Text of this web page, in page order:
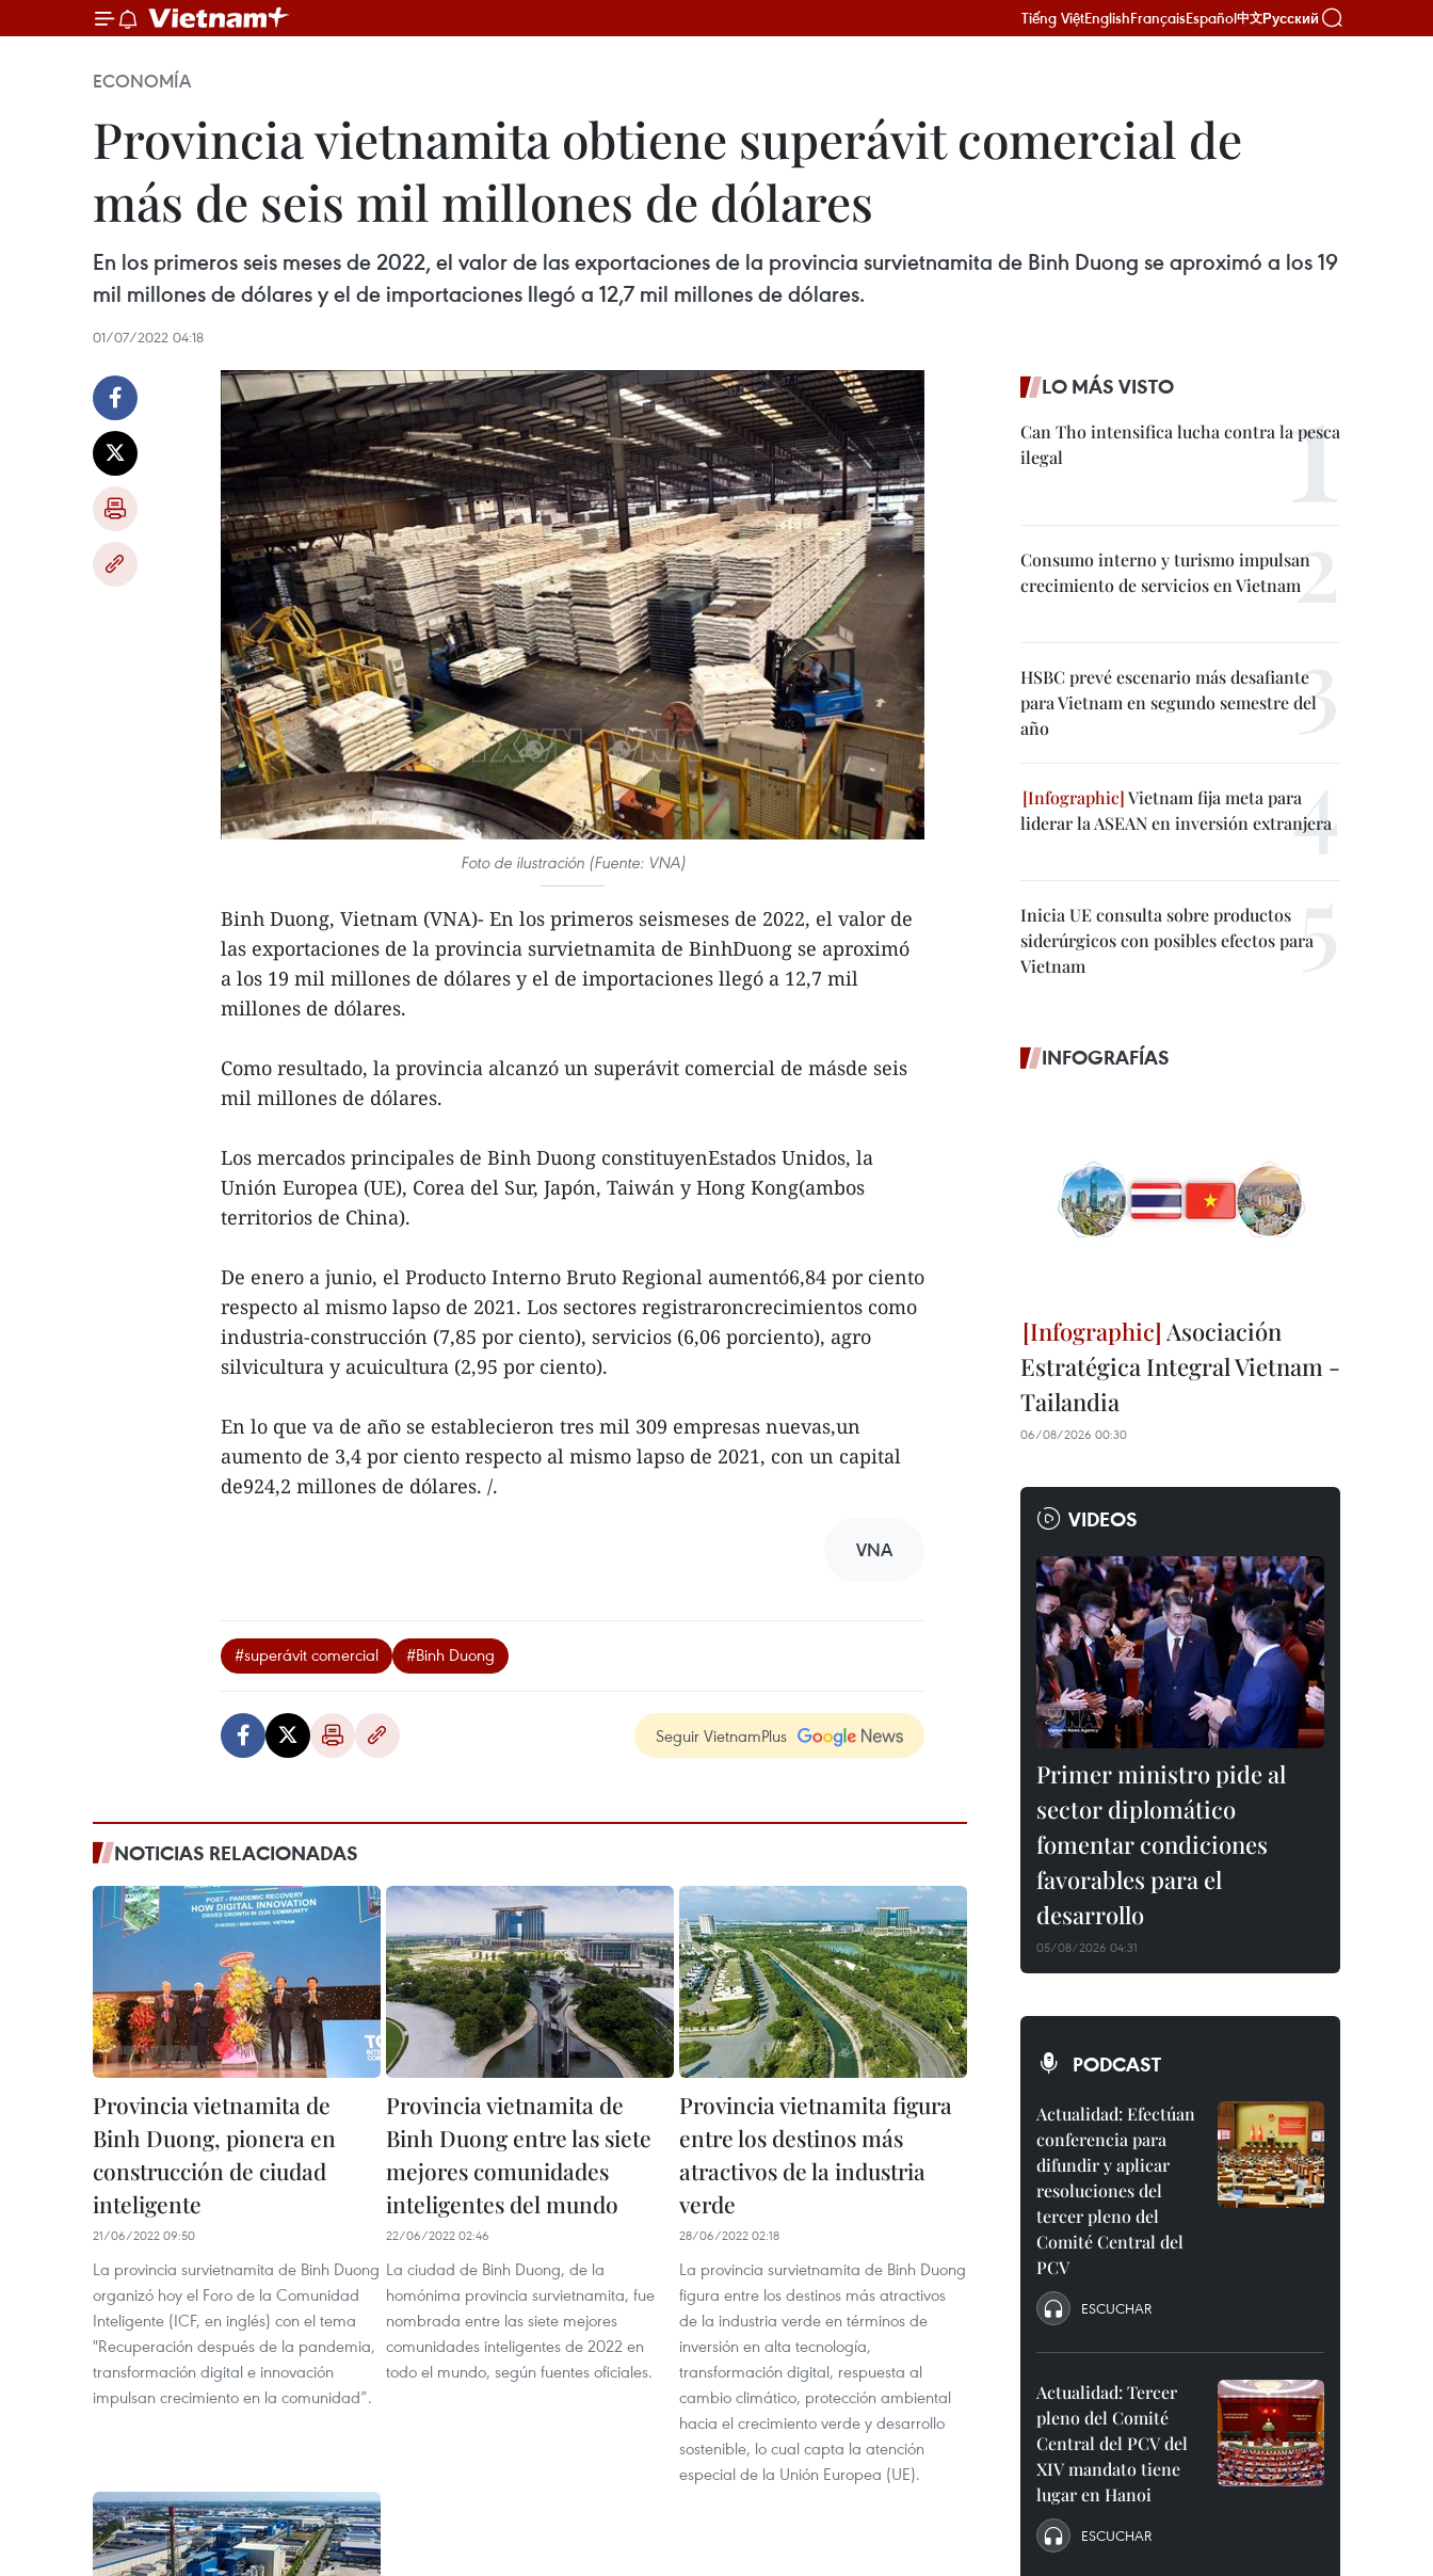
Tiếng ViệtEnglishFrançaisEspañol中文Русский
ECONOMÍA
Provincia vietnamita obtiene superávit comercial de
más de seis mil millones de dólares
En los primeros seis meses de 2022, el valor de las exportaciones de la provincia survietnamita de Binh Duong se aproximó a los 19
mil millones de dólares y el de importaciones llegó a 12,7 mil millones de dólares.
01/07/2022 04:18
Foto de ilustración (Fuente: VNA)
Binh Duong, Vietnam (VNA)- En los primeros seismeses de 2022, el valor de
las exportaciones de la provincia survietnamita de BinhDuong se aproximó
a los 19 mil millones de dólares y el de importaciones llegó a 12,7 mil
millones de dólares.
Como resultado, la provincia alcanzó un superávit comercial de másde seis
mil millones de dólares.
Los mercados principales de Binh Duong constituyenEstados Unidos, la
Unión Europea (UE), Corea del Sur, Japón, Taiwán y Hong Kong(ambos
territorios de China).
De enero a junio, el Producto Interno Bruto Regional aumentó6,84 por ciento
respecto al mismo lapso de 2021. Los sectores registraroncrecimientos como
industria-construcción (7,85 por ciento), servicios (6,06 porciento), agro
silvicultura y acuicultura (2,95 por ciento).
En lo que va de año se establecieron tres mil 309 empresas nuevas,un
aumento de 3,4 por ciento respecto al mismo lapso de 2021, con un capital
de924,2 millones de dólares. /.
VNA
#superávit comercial #Binh Duong
Seguir VietnamPlus
NOTICIAS RELACIONADAS
Provincia vietnamita de
Binh Duong, pionera en
construcción de ciudad
inteligente
21/06/2022 09:50
La provincia survietnamita de Binh Duong
organizó hoy el Foro de la Comunidad
Inteligente (ICF, en inglés) con el tema
"Recuperación después de la pandemia,
transformación digital e innovación
impulsan crecimiento en la comunidad”.
Provincia vietnamita de
Binh Duong entre las siete
mejores comunidades
inteligentes del mundo
22/06/2022 02:46
La ciudad de Binh Duong, de la
homónima provincia survietnamita, fue
nombrada entre las siete mejores
comunidades inteligentes de 2022 en
todo el mundo, según fuentes oficiales.
Provincia vietnamita figura
entre los destinos más
atractivos de la industria
verde
28/06/2022 02:18
La provincia survietnamita de Binh Duong
figura entre los destinos más atractivos
de la industria verde en términos de
inversión en alta tecnología,
transformación digital, respuesta al
cambio climático, protección ambiental
hacia el crecimiento verde y desarrollo
sostenible, lo cual capta la atención
especial de la Unión Europea (UE).
LO MÁS VISTO
Can Tho intensifica lucha contra la pesca
ilegal
Consumo interno y turismo impulsan
crecimiento de servicios en Vietnam
HSBC prevé escenario más desafiante
para Vietnam en segundo semestre del
año
Vietnam fija meta para
liderar la ASEAN en inversión extranjera
Inicia UE consulta sobre productos
siderúrgicos con posibles efectos para
Vietnam
INFOGRAFÍAS
Asociación
Estratégica Integral Vietnam -
Tailandia
06/08/2026 00:30
VIDEOS
Primer ministro pide al
sector diplomático
fomentar condiciones
favorables para el
desarrollo
05/08/2026 04:31
PODCAST
Actualidad: Efectúan
conferencia para
difundir y aplicar
resoluciones del
tercer pleno del
Comité Central del
PCV
ESCUCHAR
Actualidad: Tercer
pleno del Comité
Central del PCV del
XIV mandato tiene
lugar en Hanoi
ESCUCHAR